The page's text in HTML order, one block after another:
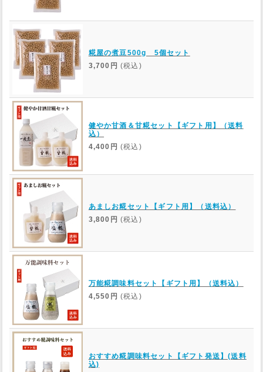
糀屋の煮豆500g 5個セット
3,700円 (税込)
健やか甘酒＆甘糀セット【ギフト用】（送料
込）
4,400円 (税込)
あましお糀セット【ギフト用】（送料込）
3,800円 (税込)
万能糀調味料セット【ギフト用】（送料込）
4,550円 (税込)
おすすめ糀調味料セット【ギフト発送】(送料
込)